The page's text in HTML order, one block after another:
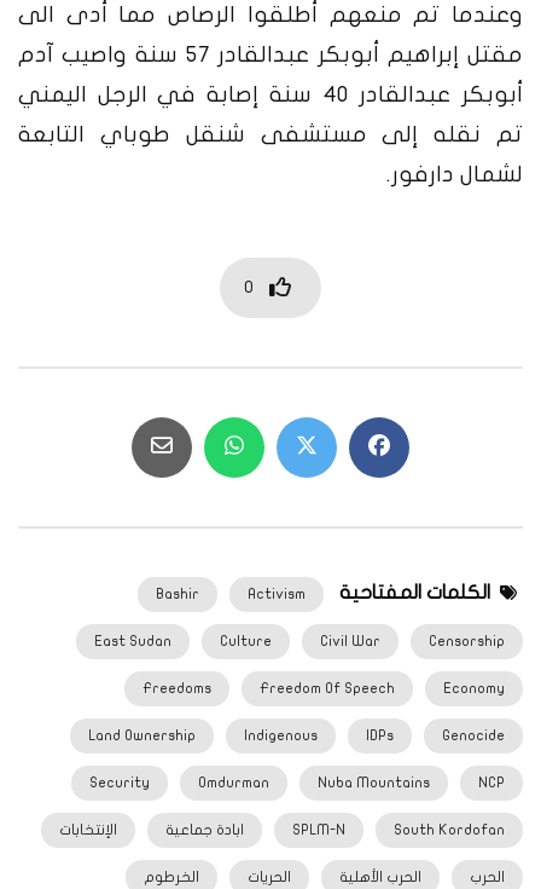
وعندما تم منعهم أطلقوا الرصاص مما أدى الى
مقتل إبراهيم أبوبكر عبدالقادر 57 سنة واصيب آدم
أبوبكر عبدالقادر 40 سنة إصابة في الرجل اليمني
تم نقله إلى مستشفى شنقل طوباي التابعة
لشمال دارفور.
0
الكلمات المفتاحية Activism
Bashir
Censorship
Civil War
Culture
East Sudan
Economy
Freedom Of Speech
Freedoms
Genocide
IDPs
Indigenous
Land Ownership
NCP
Nuba Mountains
Omdurman
Security
South Kordofan
SPLM-N ابادة جماعية الإنتخابات
الحرب الحرب الأهلية الحريات الخرطوم